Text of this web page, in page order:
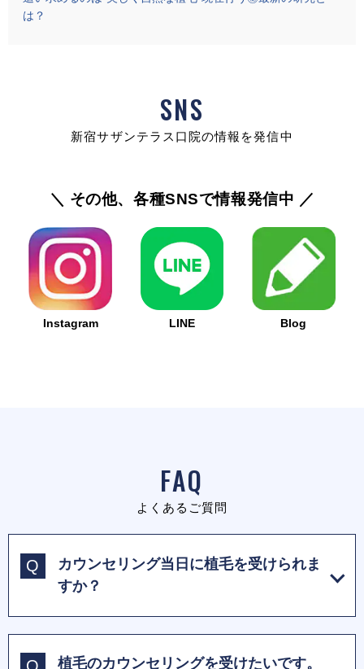
は？
SNS
新宿サザンテラス口院の情報を発信中
＼ その他、各種SNSで情報発信中 ／
Instagram LINE Blog
FAQ
よくあるご質問
カウンセリング当日に植毛を受けられま
すか？
植毛のカウンセリングを受けたいです。